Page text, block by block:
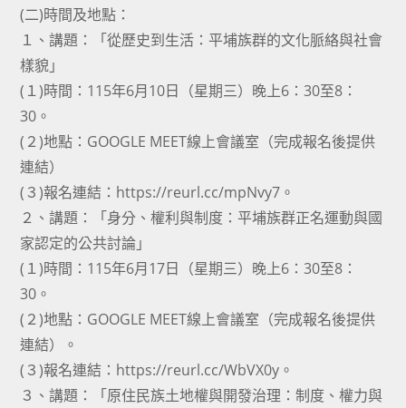
(二)時間及地點：
１、講題：「從歷史到生活：平埔族群的文化脈絡與社會
樣貌」
(１)時間：115年6月10日（星期三）晚上6：30至8：
30。
(２)地點：GOOGLE MEET線上會議室（完成報名後提供
連結）
(３)報名連結：https://reurl.cc/mpNvy7。
２、講題：「身分、權利與制度：平埔族群正名運動與國
家認定的公共討論」
(１)時間：115年6月17日（星期三）晚上6：30至8：
30。
(２)地點：GOOGLE MEET線上會議室（完成報名後提供
連結）。
(３)報名連結：https://reurl.cc/WbVX0y。
３、講題：「原住民族土地權與開發治理：制度、權力與